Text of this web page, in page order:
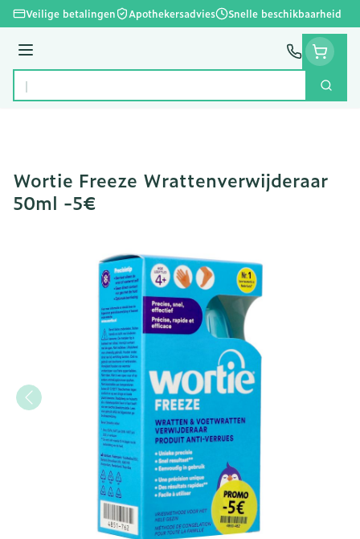
Ga naar de inhoud
Veilige betalingen Apothekersadvies Snelle beschikbaarheid
Menu
Product, merk, categorie...
Zoek
Wortie Freeze Wrattenverwijderaar
50ml -5€